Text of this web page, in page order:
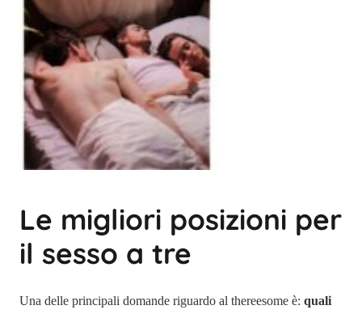
Le migliori posizioni per
il sesso a tre
Una delle principali domande riguardo al thereesome è: quali